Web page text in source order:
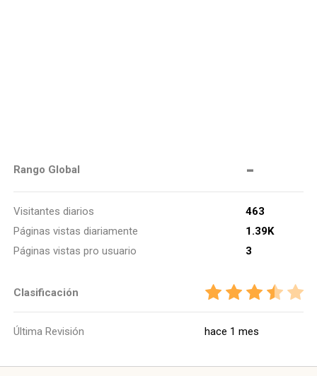
Rango Global -
Visitantes diarios
463
Páginas vistas diariamente
1.39K
Páginas vistas pro usuario
3
Clasificación
Última Revisión hace 1 mes